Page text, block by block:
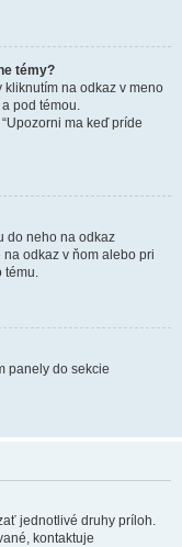
témy?
na odkaz v meno
pod témou.
ma keď príde
do neho na odkaz
odkaz v ňom alebo pri
tému.
panely do sekcie
jednotlivé druhy príloh.
kontaktuje